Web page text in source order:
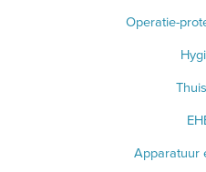
Operatie-
Apparatuur